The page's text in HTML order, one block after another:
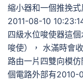
縮小器和一個推挽
2011-08-10
四級水位唆使器這
唆使）， 水滿時會
路由一片四雙向模
個電路外部有